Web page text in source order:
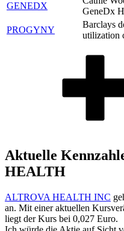
GENEDX
GeneDx
PROGYNY
Barclays
utilization
Aktuelle
HEALTH
ALTROVA HEALTH INC
an. Mit einer aktuellen
liegt der Kurs bei 0,027 Euro.